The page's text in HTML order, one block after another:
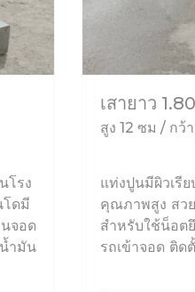
โรง
ดมี
จอด
ำมัน
เสายาว
สูง 12 ซม / กว้
แท่งปูนมีผิวเรี
คุณภาพสูง สว
สำหรับใช้น็อต
รถเข้าจอด ติด